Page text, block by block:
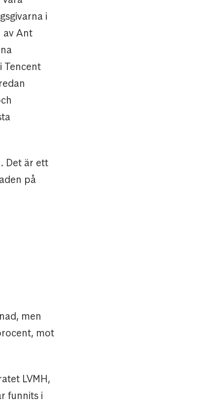
i
av Ant
Tencent
Det är ett
på
men
mot
LVMH,
funnits i